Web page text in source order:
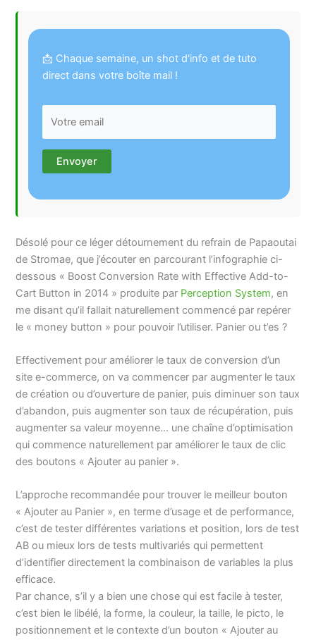
📩 Chaque semaine, un shot d'info et de tuto
direct dans votre boîte mail !
Désolé pour ce léger détournement du refrain de Papaoutai
de Stromae, que j’écouter en parcourant l’infographie ci-
dessous « Boost Conversion Rate with Effective Add-to-
Cart Button in 2014 » produite par Perception System, en
me disant qu’il fallait naturellement commencé par repérer
le « money button » pour pouvoir l’utiliser. Panier ou t’es ?
Effectivement pour améliorer le taux de conversion d’un
site e-commerce, on va commencer par augmenter le taux
de création ou d’ouverture de panier, puis diminuer son taux
d’abandon, puis augmenter son taux de récupération, puis
augmenter sa valeur moyenne… une chaîne d’optimisation
qui commence naturellement par améliorer le taux de clic
des boutons « Ajouter au panier ».
L’approche recommandée pour trouver le meilleur bouton
« Ajouter au Panier », en terme d’usage et de performance,
c’est de tester différentes variations et position, lors de test
AB ou mieux lors de tests multivariés qui permettent
d’identifier directement la combinaison de variables la plus
efficace.
Par chance, s’il y a bien une chose qui est facile à tester,
c’est bien le libélé, la forme, la couleur, la taille, le picto, le
positionnement et le contexte d’un bouton « Ajouter au